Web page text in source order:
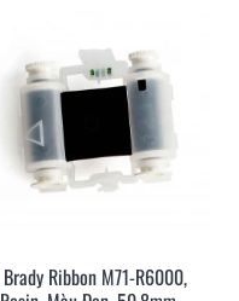
Brady Ribbon M71-R6000,